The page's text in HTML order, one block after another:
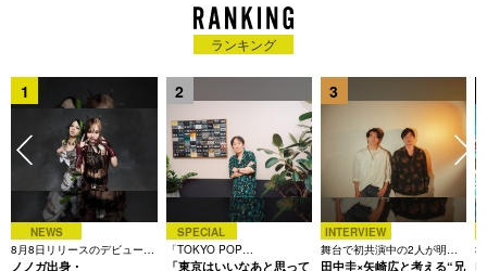
れている他、「Love music」出演や「お願い！ランキング」な
ど数々のテーマソングを担当する。
主催するイベント「LEGIT」では、ミオヤマザキ・a crowd of
rebellion・夕闇に誘いし漆黒の天使達・ Gacharic Spinなど、
錚々たるバンドが名を連ねておりその規模を拡大している。
2022年9月11日には、 TOTALFAT・Dizzy Sunfist・眩暈
SIREN・ SHIN・忘れらんねえよを始めとした豪華アーティス
トを迎え、過去最大規模の主催対バン「GOD FEST.2022」を
豊洲Pitにて開催する。
ライブ活動以外にも、その容姿からヤングジャンプ表紙や有吉
反省会・ダウンタウンDXなどキー局番組に多数出演する他、ニ
ッポン放送にて特番も放送された。
ランキング
1
NEWS
8月8日リリースのデビュー曲
は「Time is money」
ノノガ出身・
2
SPECIAL
「TOKYO POP
CHRONICLE」特集
「東京はいいなあと思って
3
INTERVIEW
舞台で初共演中の2人が明か
す、今の自分をつくる恩人の
田中圭×矢崎広と考える“兄
3